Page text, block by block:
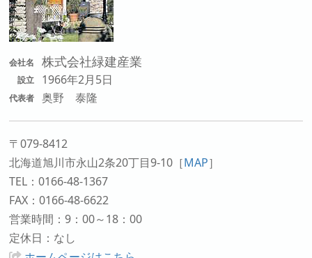
会社名 株式会社緑建産業
設立 1966年2月5日
代表者 奥野 泰隆
〒079-8412
北海道旭川市永山2条20丁目9-10 ［MAP］
TEL：0166-48-1367
FAX：0166-48-6622
営業時間：9：00～18：00
定休日：なし